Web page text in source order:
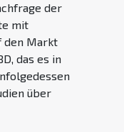
der
mit
den Markt
das es in
über